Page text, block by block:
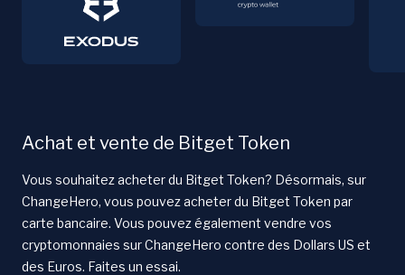
Achat et vente de Bitget Token
Vous souhaitez acheter du Bitget Token? Désormais, sur
ChangeHero, vous pouvez acheter du Bitget Token par
carte bancaire. Vous pouvez également vendre vos
cryptomonnaies sur ChangeHero contre des Dollars US et
des Euros. Faites un essai.